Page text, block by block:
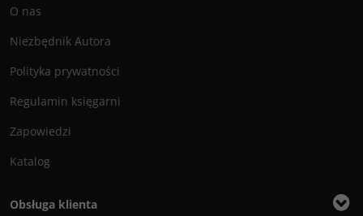
O nas
Niezbędnik Autora
Polityka prywatności
Regulamin księgarni
Zapowiedzi
Katalog
Obsługa klienta